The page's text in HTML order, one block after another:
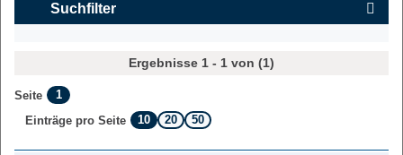
Suchfilter
Ergebnisse 1 - 1 von (1)
Seite
1
Einträge pro Seite
10 20 50